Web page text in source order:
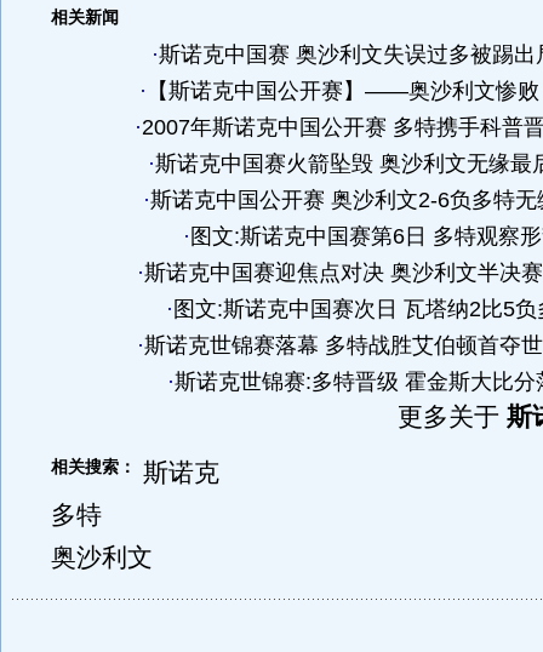
相关新闻
·斯诺克中国赛 奥沙利文失误过多被踢出
· 【斯诺克中国公开赛】——奥沙利文惨
·2007年斯诺克中国公开赛 多特携手科普
·斯诺克中国赛火箭坠毁 奥沙利文无缘最
·斯诺克中国公开赛 奥沙利文2-6负多特无
·图文:斯诺克中国赛第6日 多特观察
·斯诺克中国赛迎焦点对决 奥沙利文半决
·图文:斯诺克中国赛次日 瓦塔纳2比5负
·斯诺克世锦赛落幕 多特战胜艾伯顿首夺
·斯诺克世锦赛:多特晋级 霍金斯大比分
更多关于 斯
相关搜索：
斯诺克
多特
奥沙利文